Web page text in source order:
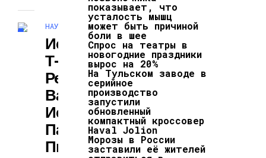
НАУКА И ТЕХНОЛОГИИ
Исследование:
Т-Клеточные
Реакции Играют
Важную Роль В
Исходах У
Пациентов С
Пневмонией,
показывает, что
усталость мышц
может быть причиной
боли в шее
Спрос на театры в
новогодние праздники
вырос на 20%
На Тульском заводе в
серийное
производство
запустили
обновленный
компактный кроссовер
Haval Jolion
Морозы в России
заставили её жителей